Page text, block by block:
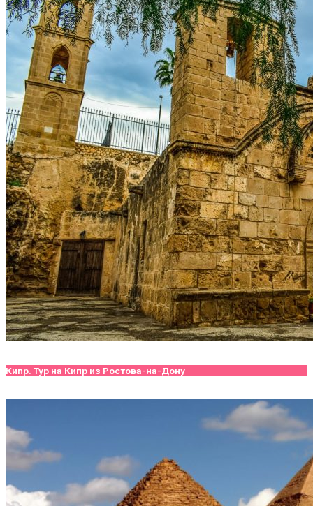
Кипр. Тур на Кипр из Ростова-на-Дону